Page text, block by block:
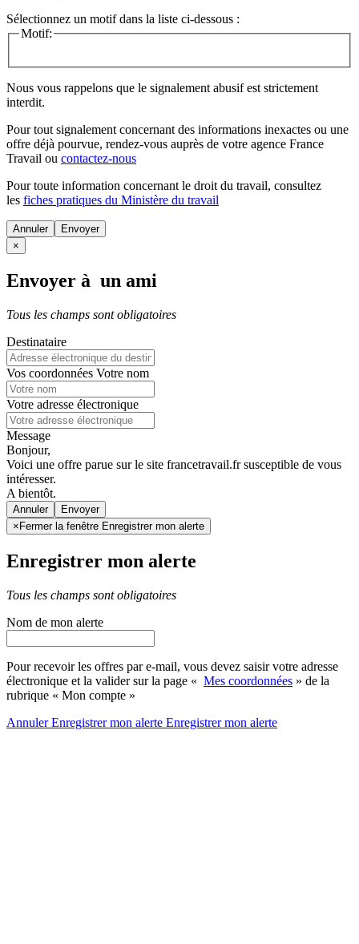
Sélectionnez un motif dans la liste ci-dessous :
Motif:
Nous vous rappelons que le signalement abusif est strictement
interdit.
Pour tout signalement concernant des informations inexactes ou une
offre déjà pourvue, rendez-vous auprès de votre agence France
Travail ou contactez-nous
Pour toute information concernant le droit du travail, consultez
les fiches pratiques du Ministère du travail
Annuler
×
Envoyer à un ami
Tous les champs sont obligatoires
Destinataire
Vos coordonnées Votre nom
Votre adresse électronique
Message
Bonjour,
Voici une offre parue sur le site francetravail.fr susceptible de vous
intéresser.
A bientôt.
Annuler
× Fermer la fenêtre Enregistrer mon alerte
Enregistrer mon alerte
Tous les champs sont obligatoires
Nom de mon alerte
Pour recevoir les offres par e-mail, vous devez saisir votre adresse
électronique et la valider sur la page « Mes coordonnées » de la
rubrique « Mon compte »
AnnulerEnregistrer mon alerte Enregistrermon alerte